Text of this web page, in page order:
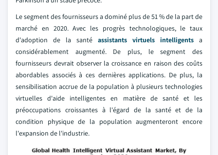
Le segment des fournisseurs a dominé plus de 51 % de la part de
marché en 2020. Avec les progrès technologiques, le taux
d'adoption de la santé assistants virtuels intelligents a
considérablement augmenté. De plus, le segment des
fournisseurs devrait observer la croissance en raison des coûts
abordables associés à ces dernières applications. De plus, la
sensibilisation accrue de la population à plusieurs technologies
virtuelles d'aide intelligentes en matière de santé et les
préoccupations croissantes à l'égard de la santé et de la
condition physique de la population augmenteront encore
l'expansion de l'industrie.